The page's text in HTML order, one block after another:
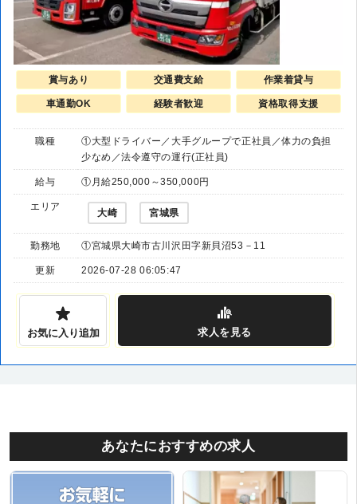
賞与あり 交通費支給 作業着貸与
車通勤OK 経験者歓迎 資格取得支援
職種
①大型ドライバー／大手グループで正社員／体力の負担
少なめ／法令遵守の運行(正社員)
給与 ①月給250,000～350,000円
エリア
大崎 宮城県
勤務地 ①宮城県大崎市古川沢田字新貝沼53－11
更新 2026-07-28 06:05:47
お気に入り追加 求人を見る
あなたにおすすめの求人